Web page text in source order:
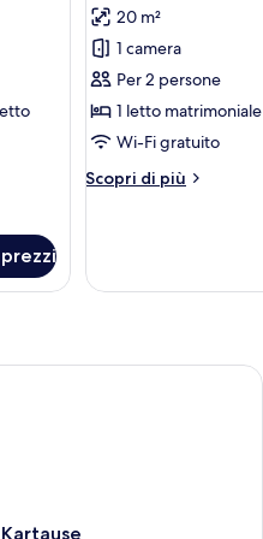
le
foto
per
Camera
doppia
20 m²
1 camera
Per 2 persone
1 letto matrimoniale
Wi-Fi gratuito
Scopri di più
Altri